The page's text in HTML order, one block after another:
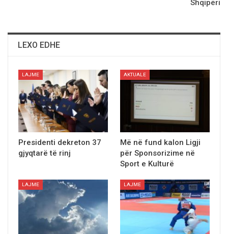
Shqipëri
LEXO EDHE
LAJME
Presidenti dekreton 37
gjyqtarë të rinj
AKTUALE
Më në fund kalon Ligji
për Sponsorizime në
Sport e Kulturë
LAJME LAJME